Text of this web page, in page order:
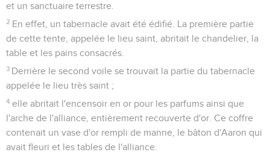
et un sanctuaire terrestre.
2 En effet, un tabernacle avait été édifié. La première partie
de cette tente, appelée le lieu saint, abritait le chandelier, la
table et les pains consacrés.
3 Derrière le second voile se trouvait la partie du tabernacle
appelée le lieu très saint ;
4 elle abritait l'encensoir en or pour les parfums ainsi que
l'arche de l'alliance, entièrement recouverte d'or. Ce coffre
contenait un vase d'or rempli de manne, le bâton d'Aaron qui
avait fleuri et les tables de l'alliance.